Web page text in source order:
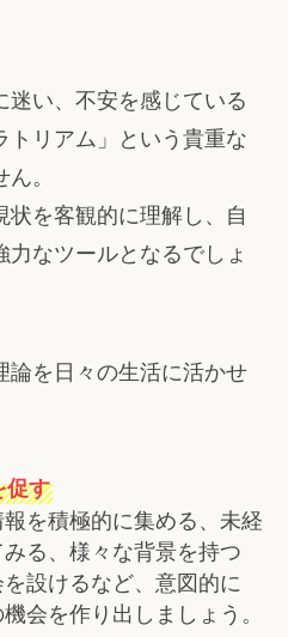
迷い、不安を感じている
トリアム」という貴重な
。
を客観的に理解し、自
なツールとなるでしょ
論を日々の生活に活かせ
促す
を積極的に集める、未経
る、様々な背景を持つ
設けるなど、意図的に
会を作り出しましょう。